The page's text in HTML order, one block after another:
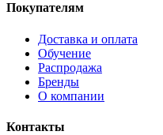
Покупателям
Доставка и оплата
Обучение
Распродажа
Бренды
О компании
Контакты